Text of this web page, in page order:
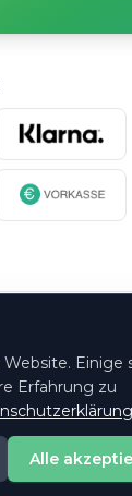
Einige
Erfahrung zu
Alle